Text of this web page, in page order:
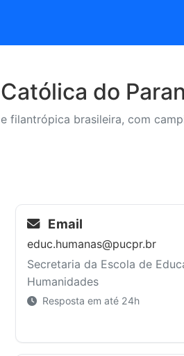
do
filantrópica brasileira, com
Email
educ.humanas@pucpr.br
Secretaria da Escola de
Humanidades
Resposta em até 24h